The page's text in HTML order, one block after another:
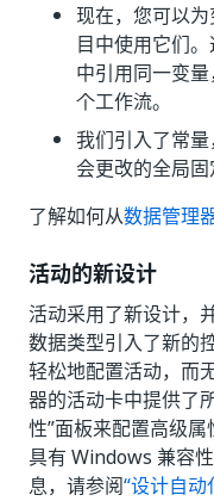
现在，您可以
目中使用它们
中引用同一变
个工作流。
我们引入了常
会更改的全局固
了解如何从数据管理
活动的新设计
活动采用了新设计，
数据类型引入了新的
轻松地配置活动，而
器的活动卡中提供了
性”面板来配置高级
具有 Windows 兼容
息，请参阅“设计自动